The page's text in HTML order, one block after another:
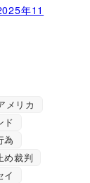
年11
メリカ
ド
為
め裁判
イ